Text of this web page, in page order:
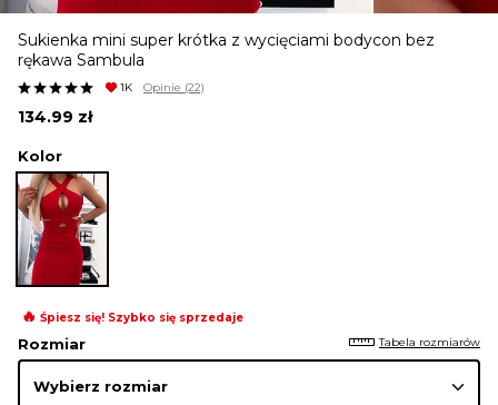
SPÓDNICE
KOMBINEZONY
DRESY
MARYNARKI
Sukienka mini super krótka z wycięciami bodycon bez
rękawa Sambula
1K Opinie (22)
134.99 zł
Kolor
🔥 Śpiesz się! Szybko się sprzedaje
Rozmiar Tabela rozmiarów